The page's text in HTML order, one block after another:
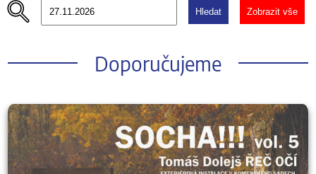
Hledat Zobrazit vše
Doporučujeme